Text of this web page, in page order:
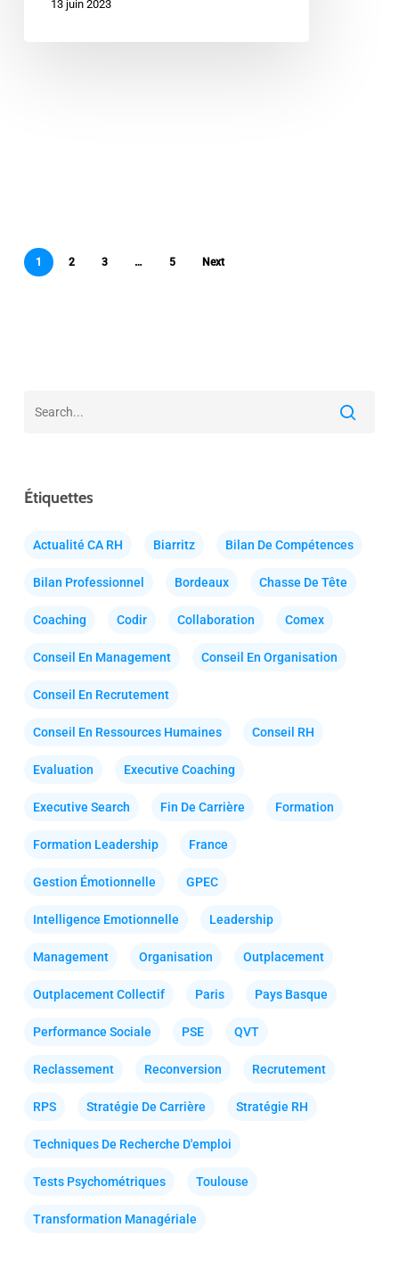
13 juin 2023
1 2 3 … 5 Next
Étiquettes
Actualité CA RH Biarritz Bilan De Compétences
Bilan Professionnel Bordeaux Chasse De Tête
Coaching Codir Collaboration Comex
Conseil En Management Conseil En Organisation
Conseil En Recrutement
Conseil En Ressources Humaines Conseil RH
Evaluation Executive Coaching
Executive Search Fin De Carrière Formation
Formation Leadership France
Gestion Émotionnelle GPEC
Intelligence Emotionnelle Leadership
Management Organisation Outplacement
Outplacement Collectif Paris Pays Basque
Performance Sociale PSE QVT
Reclassement Reconversion Recrutement
RPS Stratégie De Carrière Stratégie RH
Techniques De Recherche D'emploi
Tests Psychométriques Toulouse
Transformation Managériale